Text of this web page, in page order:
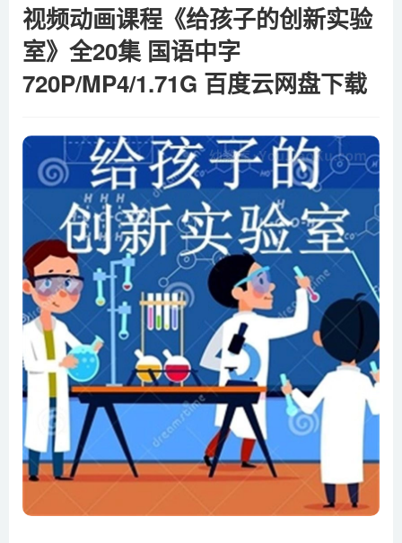
视频动画课程《给孩子的创新实验
室》全20集 国语中字
720P/MP4/1.71G 百度云网盘下载